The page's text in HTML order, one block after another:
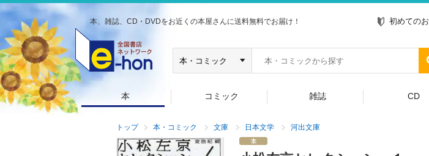
本、雑誌、CD・DVDをお近くの本屋さんに送料無料でお届け！ 初めての
本 コミック 雑誌 CD
トップ 本・コミック 文庫 日本文学 河出文庫